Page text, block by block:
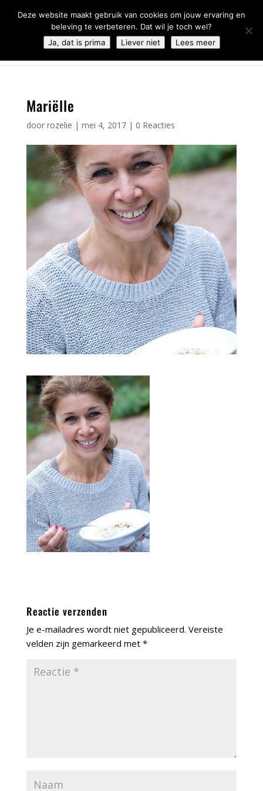
Mariëlle
door rozelie | mei 4, 2017| 0 Reacties
Reactie verzenden
Je e-mailadres wordt niet gepubliceerd. Vereiste
velden zijn gemarkeerd met *
Deze website maakt gebruik van cookies om jouw ervaring en
beleving te verbeteren. Dat wil je toch wel?
Ja, dat is prima
Liever niet Lees meer